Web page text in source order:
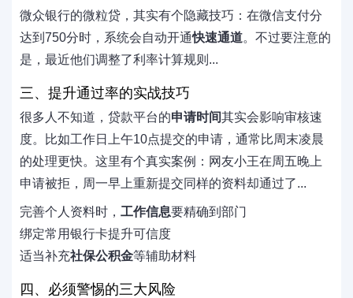
微众银行的微粒贷，其实有个隐藏技巧：在微信支付分
达到750分时，系统会自动开通快速通道。不过要注意的
是，最近他们调整了利率计算规则...
三、提升通过率的实战技巧
很多人不知道，贷款平台的申请时间其实会影响审核速
度。比如工作日上午10点提交的申请，通常比周末凌晨
的处理更快。这里有个真实案例：网友小王在周五晚上
申请被拒，周一早上重新提交同样的资料却通过了...
完善个人资料时， 工作信息要精确到部门
绑定常用银行卡提升可信度
适当补充社保公积金等辅助材料
四、必须警惕的三大风险